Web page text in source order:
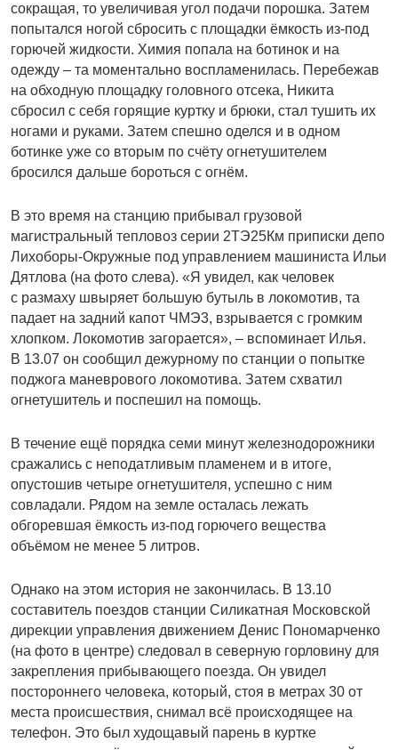
сокращая, то увеличивая угол подачи порошка. Затем
попытался ногой сбросить с площадки ёмкость из-под
горючей жидкости. Химия попала на ботинок и на
одежду – та моментально воспламенилась. Перебежав
на обходную площадку головного отсека, Никита
сбросил с себя горящие куртку и брюки, стал тушить их
ногами и руками. Затем спешно оделся и в одном
ботинке уже со вторым по счёту огнетушителем
бросился дальше бороться с огнём.
В это время на станцию прибывал грузовой
магистральный тепловоз серии 2ТЭ25Км приписки депо
Лихоборы-Окружные под управлением машиниста Ильи
Дятлова (на фото слева). «Я увидел, как человек
с размаху швыряет большую бутыль в локомотив, та
падает на задний капот ЧМЭ3, взрывается с громким
хлопком. Локомотив загорается», – вспоминает Илья.
В 13.07 он сообщил дежурному по станции о попытке
поджога маневрового локомотива. Затем схватил
огнетушитель и поспешил на помощь.
В течение ещё порядка семи минут железнодорожники
сражались с неподатливым пламенем и в итоге,
опустошив четыре огнетушителя, успешно с ним
совладали. Рядом на земле осталась лежать
обгоревшая ёмкость из-под горючего вещества
объёмом не менее 5 литров.
Однако на этом история не закончилась. В 13.10
составитель поездов станции Силикатная Московской
дирекции управления движением Денис Пономарченко
(на фото в центре) следовал в северную горловину для
закрепления прибывающего поезда. Он увидел
постороннего человека, который, стоя в метрах 30 от
места происшествия, снимал всё происходящее на
телефон. Это был худощавый парень в куртке